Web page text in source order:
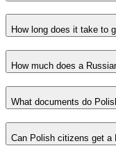
How long does it take to
How much does a
What documents do
Can Polish citizens get a